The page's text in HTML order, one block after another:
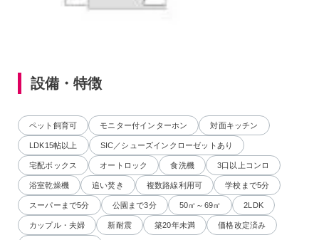
設備・特徴
ペット飼育可 モニター付インターホン 対面キッチン
LDK15帖以上 SIC／シューズインクローゼットあり
宅配ボックス オートロック 食洗機 3口以上コンロ
浴室乾燥機 追い焚き 複数路線利用可 学校まで5分
スーパーまで5分 公園まで3分 50㎡～69㎡ 2LDK
カップル・夫婦 新耐震 築20年未満 価格改定済み